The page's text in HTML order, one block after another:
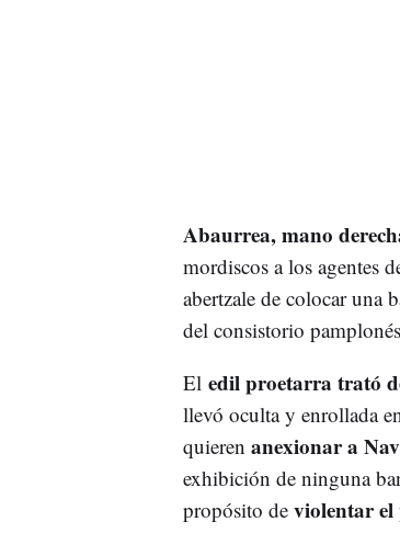
Abaurrea, mano
mordiscos a los agentes
abertzale de colocar una
del consistorio
El edil proetarra trató
llevó oculta y enrollada
quieren anexionar a
exhibición de ninguna
propósito de violentar